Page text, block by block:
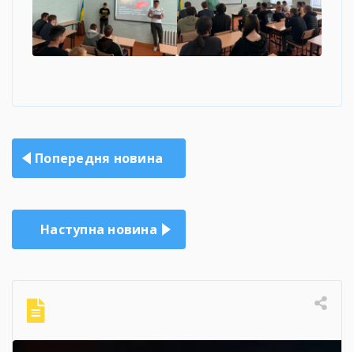
Навігація
записів
Попередня новина
Наступна новина